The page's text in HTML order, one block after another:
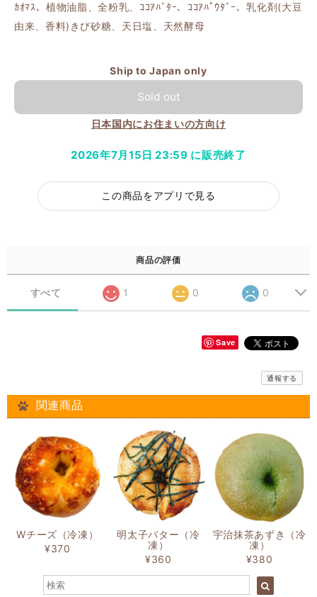
ｶｵﾏｽ、植物油脂、全粉乳、ｺｺｱﾊﾞﾀｰ、ｺｺｱﾊﾟｳﾀﾞｰ、乳化剤(大豆
由来、香料)きび砂糖、天日塩、天然酵母
Ship to Japan only
Sold out
日本国内にお住まいの方向け
2026年7月15日 23:59 に販売終了
この商品をアプリで見る
商品の評価
すべて 1 0 0
Save
通報する
関連商品
Wチーズ（冷凍）
¥370
明太子バター（冷
凍）
¥360
宇治抹茶あずき（冷
凍）
¥380